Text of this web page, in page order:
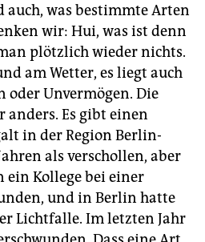
auch, was bestimmte Arten
wir: Hui, was ist denn
plötzlich wieder nichts.
am Wetter, es liegt auch
oder Unvermögen. Die
anders. Es gibt einen
in der Region Berlin-
als verschollen, aber
ein Kollege bei einer
und in Berlin hatte
Lichtfalle. Im letzten Jahr